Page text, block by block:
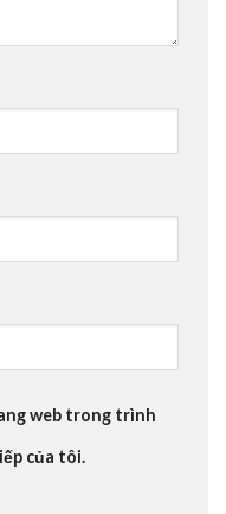
web trong trình
của tôi.